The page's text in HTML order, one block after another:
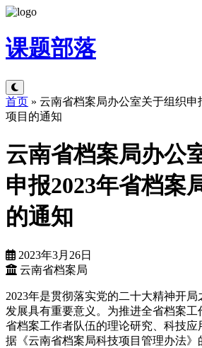
课题部落
首页 » 云南省档案局办公室关于组织申
项目的通知
云南省档案局办公
申报2023年省档案
的通知
2023年3月26日
云南省档案局
2023年是贯彻落实党的二十大精神开
发展具有重要意义。为推进全省档案
省档案工作者队伍的理论研究、科技应
据《云南省档案局科技项目管理办法》